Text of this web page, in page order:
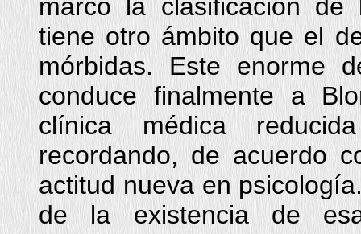
marco la clasificación
tiene otro ámbito que el
mórbidas. Este enorme
conduce finalmente a
clínica médica
recordando, de acuerdo
actitud nueva en
de la existencia de